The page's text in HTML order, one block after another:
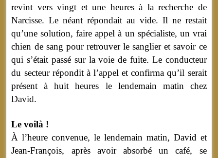
revint vers vingt et une heures à la recherche de
Narcisse. Le néant répondait au vide. Il ne restait
qu’une solution, faire appel à un spécialiste, un vrai
chien de sang pour retrouver le sanglier et savoir ce
qui s’était passé sur la voie de fuite. Le conducteur
du secteur répondit à l’appel et confirma qu’il serait
présent à huit heures le lendemain matin chez
David.
Le voilà !
À l’heure convenue, le lendemain matin, David et
Jean-François, après avoir absorbé un café, se